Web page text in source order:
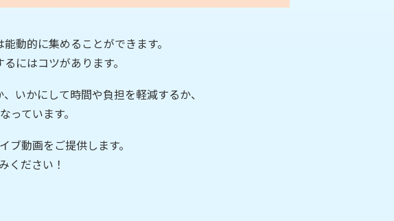
動的に集めることができます。
にはコツがあります。
いかにして時間や負担を軽減するか、
っています。
動画をご提供します。
ください！